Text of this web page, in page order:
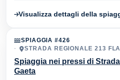
Visualizza dettagli della
SPIAGGIA #426
STRADA REGIONALE 213
Spiaggia nei pressi di
Gaeta